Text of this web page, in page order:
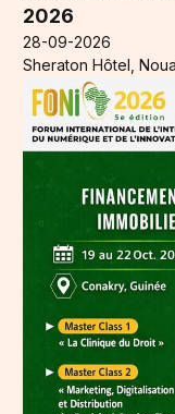
2026
28-09-2026
Sheraton Hôtel,